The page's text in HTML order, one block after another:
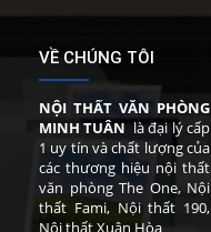
VỀ CHÚNG TÔI
NỘI THẤT VĂN PHÒNG
MINH TUÂN là đại lý cấp
1 uy tín và chất lượng của
các thương hiệu nội thất
văn phòng The One, Nội
thất Fami, Nội thất 190,
Nội thất Xuân Hòa